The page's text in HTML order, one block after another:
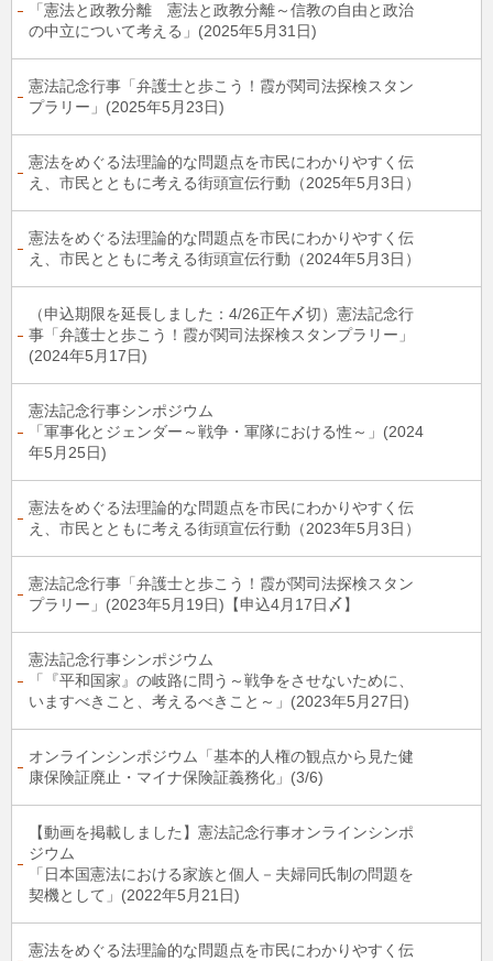
「憲法と政教分離 憲法と政教分離～信教の自由と政治
の中立について考える」(2025年5月31日)
憲法記念行事「弁護士と歩こう！霞が関司法探検スタン
プラリー」(2025年5月23日)
憲法をめぐる法理論的な問題点を市民にわかりやすく伝
え、市民とともに考える街頭宣伝行動（2025年5月3日）
憲法をめぐる法理論的な問題点を市民にわかりやすく伝
え、市民とともに考える街頭宣伝行動（2024年5月3日）
（申込期限を延長しました：4/26正午〆切）憲法記念行
事「弁護士と歩こう！霞が関司法探検スタンプラリー」
(2024年5月17日)
憲法記念行事シンポジウム
「軍事化とジェンダー～戦争・軍隊における性～」(2024
年5月25日)
憲法をめぐる法理論的な問題点を市民にわかりやすく伝
え、市民とともに考える街頭宣伝行動（2023年5月3日）
憲法記念行事「弁護士と歩こう！霞が関司法探検スタン
プラリー」(2023年5月19日)【申込4月17日〆】
憲法記念行事シンポジウム
「『平和国家』の岐路に問う～戦争をさせないために、
いますべきこと、考えるべきこと～」(2023年5月27日)
オンラインシンポジウム「基本的人権の観点から見た健
康保険証廃止・マイナ保険証義務化」(3/6)
【動画を掲載しました】憲法記念行事オンラインシンポ
ジウム
「日本国憲法における家族と個人－夫婦同氏制の問題を
契機として」(2022年5月21日)
憲法をめぐる法理論的な問題点を市民にわかりやすく伝